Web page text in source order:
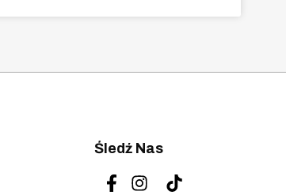
Śledź Nas